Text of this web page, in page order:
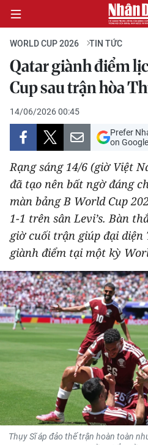
TIN TỨC
LỊCH THI ĐẤU
NGÔI SAO/ĐỘI TUYỂN
ĐA PHƯƠNG TIỆN
WORLD CUP 2026 TIN TỨC
Qatar giành điểm
Cup sau trận hòa
14/06/2026 00:45
Prefer
on Google
Rạng sáng 14/6 (giờ Việt
đã tạo nên bất ngờ đáng
màn bảng B World Cup
1-1 trên sân Levi’s. Bàn
giờ cuối trận giúp đại diện
giành điểm tại một kỳ
Thụy Sĩ áp đảo thế trận hoàn toàn